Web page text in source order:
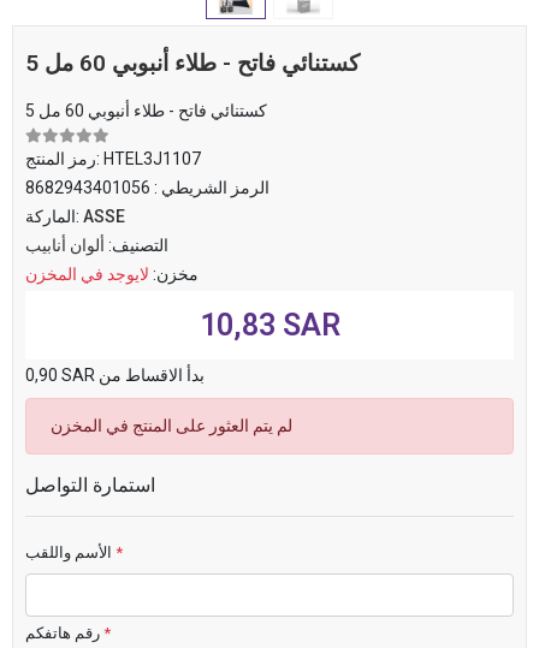
5 كستنائي فاتح - طلاء أنبوبي 60 مل
5 كستنائي فاتح - طلاء أنبوبي 60 مل
رمز المنتج: HTEL3J1107
الرمز الشريطي : 8682943401056
الماركة: ASSE
التصنيف: ألوان أنابيب
مخزن: لايوجد في المخزن
10,83 SAR
0,90 SAR بدأ الاقساط من
لم يتم العثور على المنتج في المخزن
استمارة التواصل
*
*